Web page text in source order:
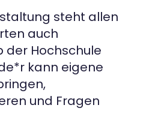
steht allen
auch
der Hochschule
kann eigene
und Fragen